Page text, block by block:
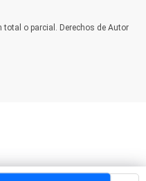
o parcial. Derechos de Autor